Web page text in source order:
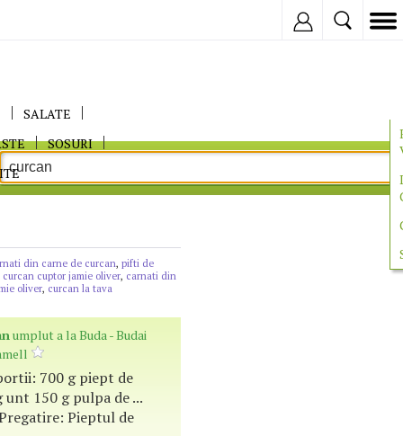
SALATE
SOSURI
din carne de curcan, pifti de
curcan cuptor jamie oliver, carnati din
oliver, curcan la tava
umplut a la Buda - Budai
700 g piept de
150 g pulpa de ...
Pieptul de